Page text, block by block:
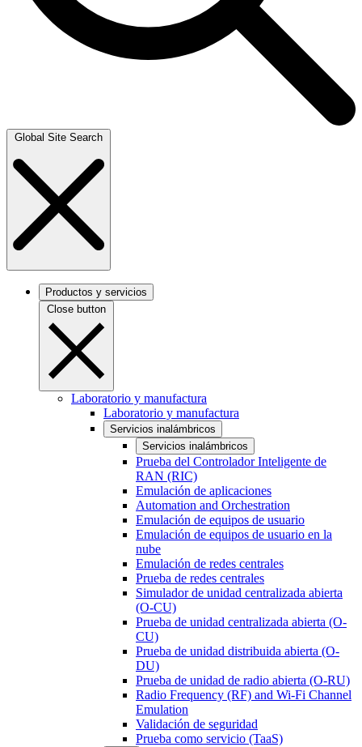
Global Site Search
Productos y servicios
Close button
Laboratorio y manufactura
Laboratorio y manufactura
Servicios inalámbricos
Servicios inalámbricos
Prueba del Controlador Inteligente de
RAN (RIC)
Emulación de aplicaciones
Automation and Orchestration
Emulación de equipos de usuario
Emulación de equipos de usuario en la
nube
Emulación de redes centrales
Prueba de redes centrales
Simulador de unidad centralizada abierta
(O-CU)
Prueba de unidad centralizada abierta (O-
CU)
Prueba de unidad distribuida abierta (O-
DU)
Prueba de unidad de radio abierta (O-RU)
Radio Frequency (RF) and Wi-Fi Channel
Emulation
Validación de seguridad
Prueba como servicio (TaaS)